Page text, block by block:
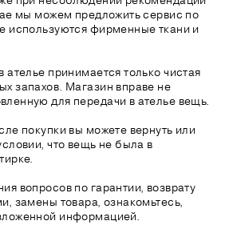
мы можем предложить сервис по
используются фирменные ткани и
ателье принимается только чистая
запахов. Магазин вправе не
для передачи в ателье вещь.
покупки вы можете вернуть или
что вещь не была в
вопросов по гарантии, возврату
замены товара, ознакомьтесь,
информацией.